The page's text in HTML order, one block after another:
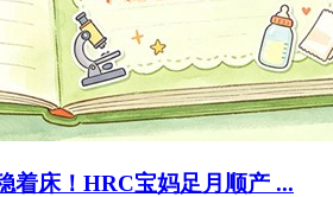
着床！HRC宝妈足月顺产 ...